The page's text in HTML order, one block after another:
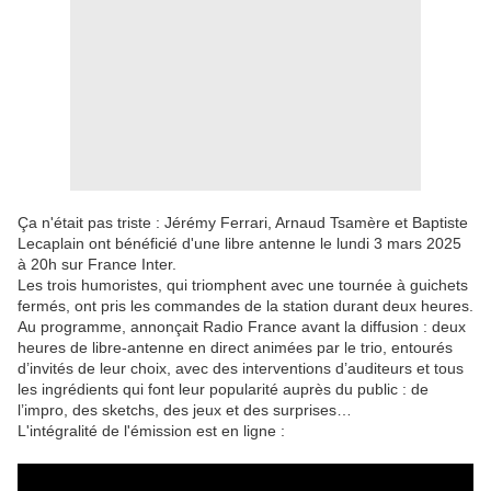
Ça n'était pas triste : Jérémy Ferrari, Arnaud Tsamère et Baptiste
Lecaplain ont bénéficié d'une libre antenne le lundi 3 mars 2025
à 20h sur France Inter.
Les trois humoristes, qui triomphent avec une tournée à guichets
fermés, ont pris les commandes de la station durant deux heures.
Au programme, annonçait Radio France avant la diffusion : deux
heures de libre-antenne en direct animées par le trio, entourés
d’invités de leur choix, avec des interventions d’auditeurs et tous
les ingrédients qui font leur popularité auprès du public : de
l’impro, des sketchs, des jeux et des surprises…
L'intégralité de l'émission est en ligne :